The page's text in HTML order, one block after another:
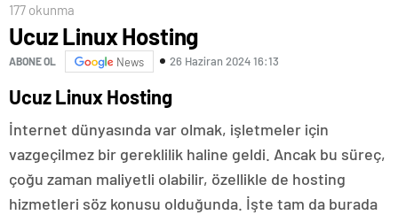
177 okunma
Ucuz Linux Hosting
ABONE OL News 26 Haziran 2024 16:13
Ucuz Linux Hosting
İnternet dünyasında var olmak, işletmeler için
vazgeçilmez bir gereklilik haline geldi. Ancak bu süreç,
çoğu zaman maliyetli olabilir, özellikle de hosting
hizmetleri söz konusu olduğunda. İşte tam da burada